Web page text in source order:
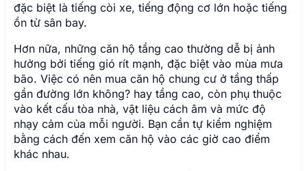
đặc biệt là tiếng còi xe, tiếng động cơ lớn hoặc tiếng
ồn từ sân bay.
Hơn nữa, những căn hộ tầng cao thường dễ bị ảnh
hưởng bởi tiếng gió rít mạnh, đặc biệt vào mùa mưa
bão. Việc có nên mua căn hộ chung cư ở tầng thấp
gần đường lớn không? hay tầng cao, còn phụ thuộc
vào kết cấu tòa nhà, vật liệu cách âm và mức độ
nhạy cảm của mỗi người. Bạn cần tự kiểm nghiệm
bằng cách đến xem căn hộ vào các giờ cao điểm
khác nhau.